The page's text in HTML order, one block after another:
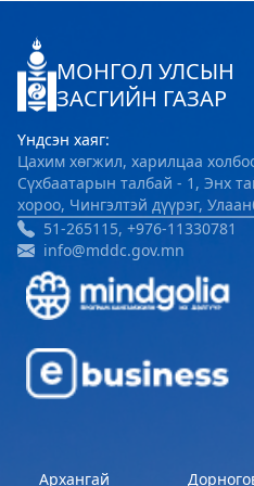
Хөвсгөл Зооноз
2024-08-12 08:33:05
Дэлгэрэнгүй
Хөвсгөл аймгийн
газар
2024-08-06 08:04:47
Дэлгэрэнгүй
МОНГОЛ УЛСЫН
ЗАСГИЙН ГАЗАР
Үндсэн хаяг:
Цахим хөгжил, харилцаа
Сүхбаатарын талбай - 1, Энх
хороо, Чингэлтэй дүүрэг,
51-265115, +976-11330781
info@mddc.gov.mn
Архангай